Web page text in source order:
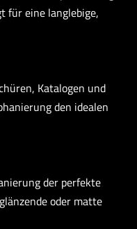
für eine langlebige,
Katalogen und
den idealen
der perfekte
oder matte